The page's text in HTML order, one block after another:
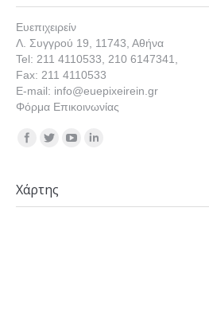
Ευεπιχειρείν
Λ. Συγγρού 19, 11743, Αθήνα
Tel: 211 4110533, 210 6147341,
Fax: 211 4110533
E-mail: info@euepixeirein.gr
Φόρμα Επικοινωνίας
Find us on:
Χάρτης